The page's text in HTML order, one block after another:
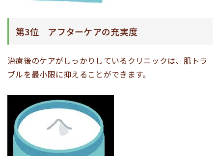
第3位 アフターケアの充実度
治療後のケアがしっかりしているクリニックは、肌トラ
ブルを最小限に抑えることができます。